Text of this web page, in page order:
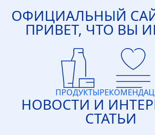
ОФИЦИАЛЬНЫЙ
ПРИВЕТ, ЧТО ВЫ
ПРОДУКТЫ
НОВОСТИ И
СТАТЬИ